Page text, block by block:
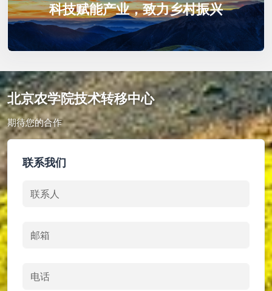
科技赋能产业，致力乡村振兴
北京农学院技术转移中心
期待您的合作
联系我们